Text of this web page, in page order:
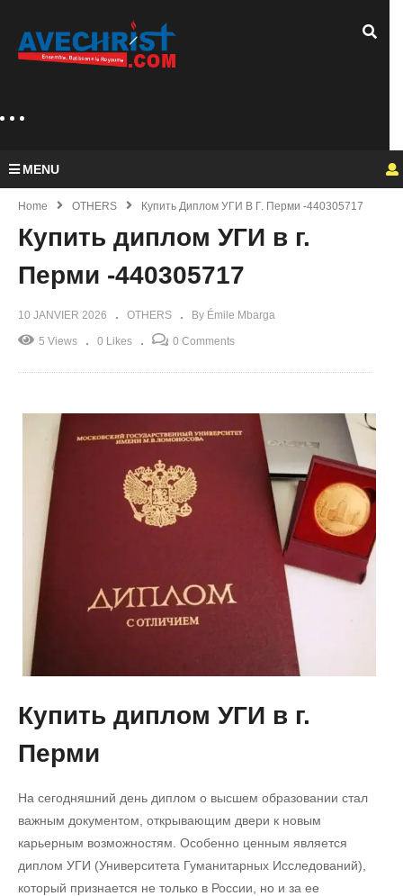
MENU
Home OTHERS Купить Диплом УГИ В Г. Перми -440305717
Купить диплом УГИ в г.
Перми -440305717
10 JANVIER 2026 OTHERS By Émile Mbarga
5 Views 0 Likes 0 Comments
Купить диплом УГИ в г.
Перми
На сегодняшний день диплом о высшем образовании стал
важным документом, открывающим двери к новым
карьерным возможностям. Особенно ценным является
диплом УГИ (Университета Гуманитарных Исследований),
который признается не только в России, но и за ее